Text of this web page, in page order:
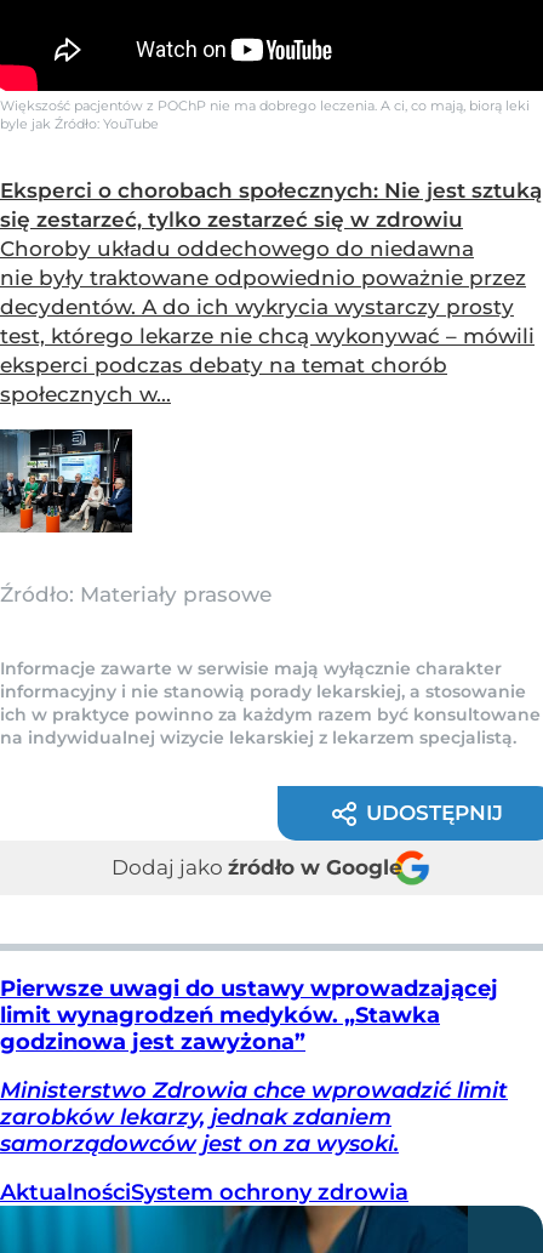
Większość pacjentów z POChP nie ma dobrego leczenia. A ci, co mają, biorą leki
byle jak Źródło: YouTube
Eksperci o chorobach społecznych: Nie jest sztuką
się zestarzeć, tylko zestarzeć się w zdrowiu
Choroby układu oddechowego do niedawna
nie były traktowane odpowiednio poważnie przez
decydentów. A do ich wykrycia wystarczy prosty
test, którego lekarze nie chcą wykonywać – mówili
eksperci podczas debaty na temat chorób
społecznych w...
Źródło: Materiały prasowe
Informacje zawarte w serwisie mają wyłącznie charakter
informacyjny i nie stanowią porady lekarskiej, a stosowanie
ich w praktyce powinno za każdym razem być konsultowane
na indywidualnej wizycie lekarskiej z lekarzem specjalistą.
UDOSTĘPNIJ
Dodaj jako źródło w Google
Pierwsze uwagi do ustawy wprowadzającej
limit wynagrodzeń medyków. „Stawka
godzinowa jest zawyżona”
Ministerstwo Zdrowia chce wprowadzić limit
zarobków lekarzy, jednak zdaniem
samorządowców jest on za wysoki.
AktualnościSystem ochrony zdrowia